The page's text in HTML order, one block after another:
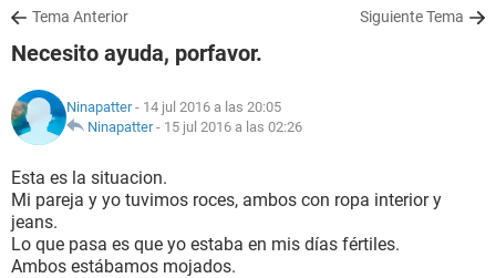
SALUD
NUTRICIÓN
BIENESTAR
SEXUALIDAD
Tema Anterior Siguiente Tema
Necesito ayuda, porfavor.
Ninapatter- 14 jul 2016 a las 20:05
Ninapatter- 15 jul 2016 a las 02:26
Esta es la situacion.
Mi pareja y yo tuvimos roces, ambos con ropa interior y
jeans.
Lo que pasa es que yo estaba en mis días fértiles.
Ambos estábamos mojados.